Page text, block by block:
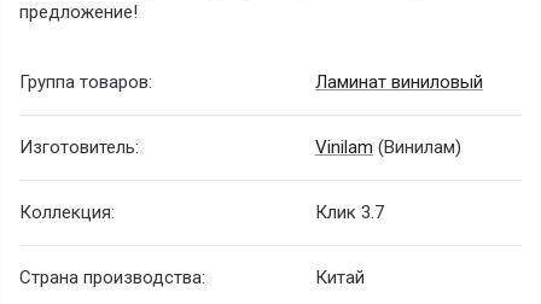
предложение!
Группа товаров: Ламинат виниловый
Изготовитель: Vinilam (Винилам)
Коллекция: Клик 3.7
Страна производства: Китай